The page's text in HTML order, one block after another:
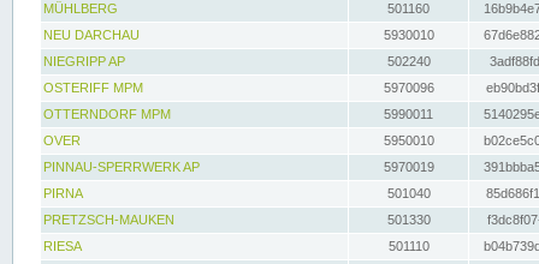
MÜHLBERG
501160
NEU DARCHAU
5930010
NIEGRIPP AP
502240
OSTERIFF MPM
5970096
OTTERNDORF MPM
5990011
OVER
5950010
PINNAU-SPERRWERK AP
5970019
PIRNA
501040
PRETZSCH-MAUKEN
501330
RIESA
501110